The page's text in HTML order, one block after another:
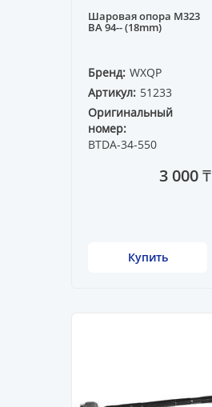
Шаровая опора M323
BA 94-- (18mm)
Бренд: WXQP
Артикул: 51233
Оригинальный
номер:
BTDA-34-550
3 000 ₸
Купить